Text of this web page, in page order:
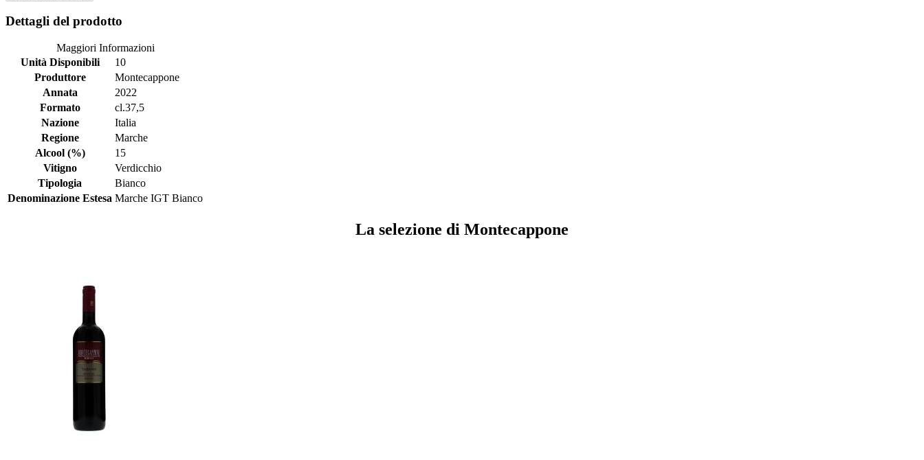
Dettagli del prodotto
Maggiori Informazioni
Unità Disponibili
10
Produttore
Montecappone
Annata
2022
Formato
cl.37,5
Nazione
Italia
Regione
Marche
Alcool (%)
15
Vitigno
Verdicchio
Tipologia
Bianco
Denominazione Estesa Marche IGT Bianco
La selezione di Montecappone